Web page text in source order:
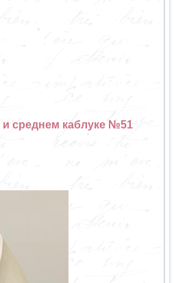
среднем каблуке №51